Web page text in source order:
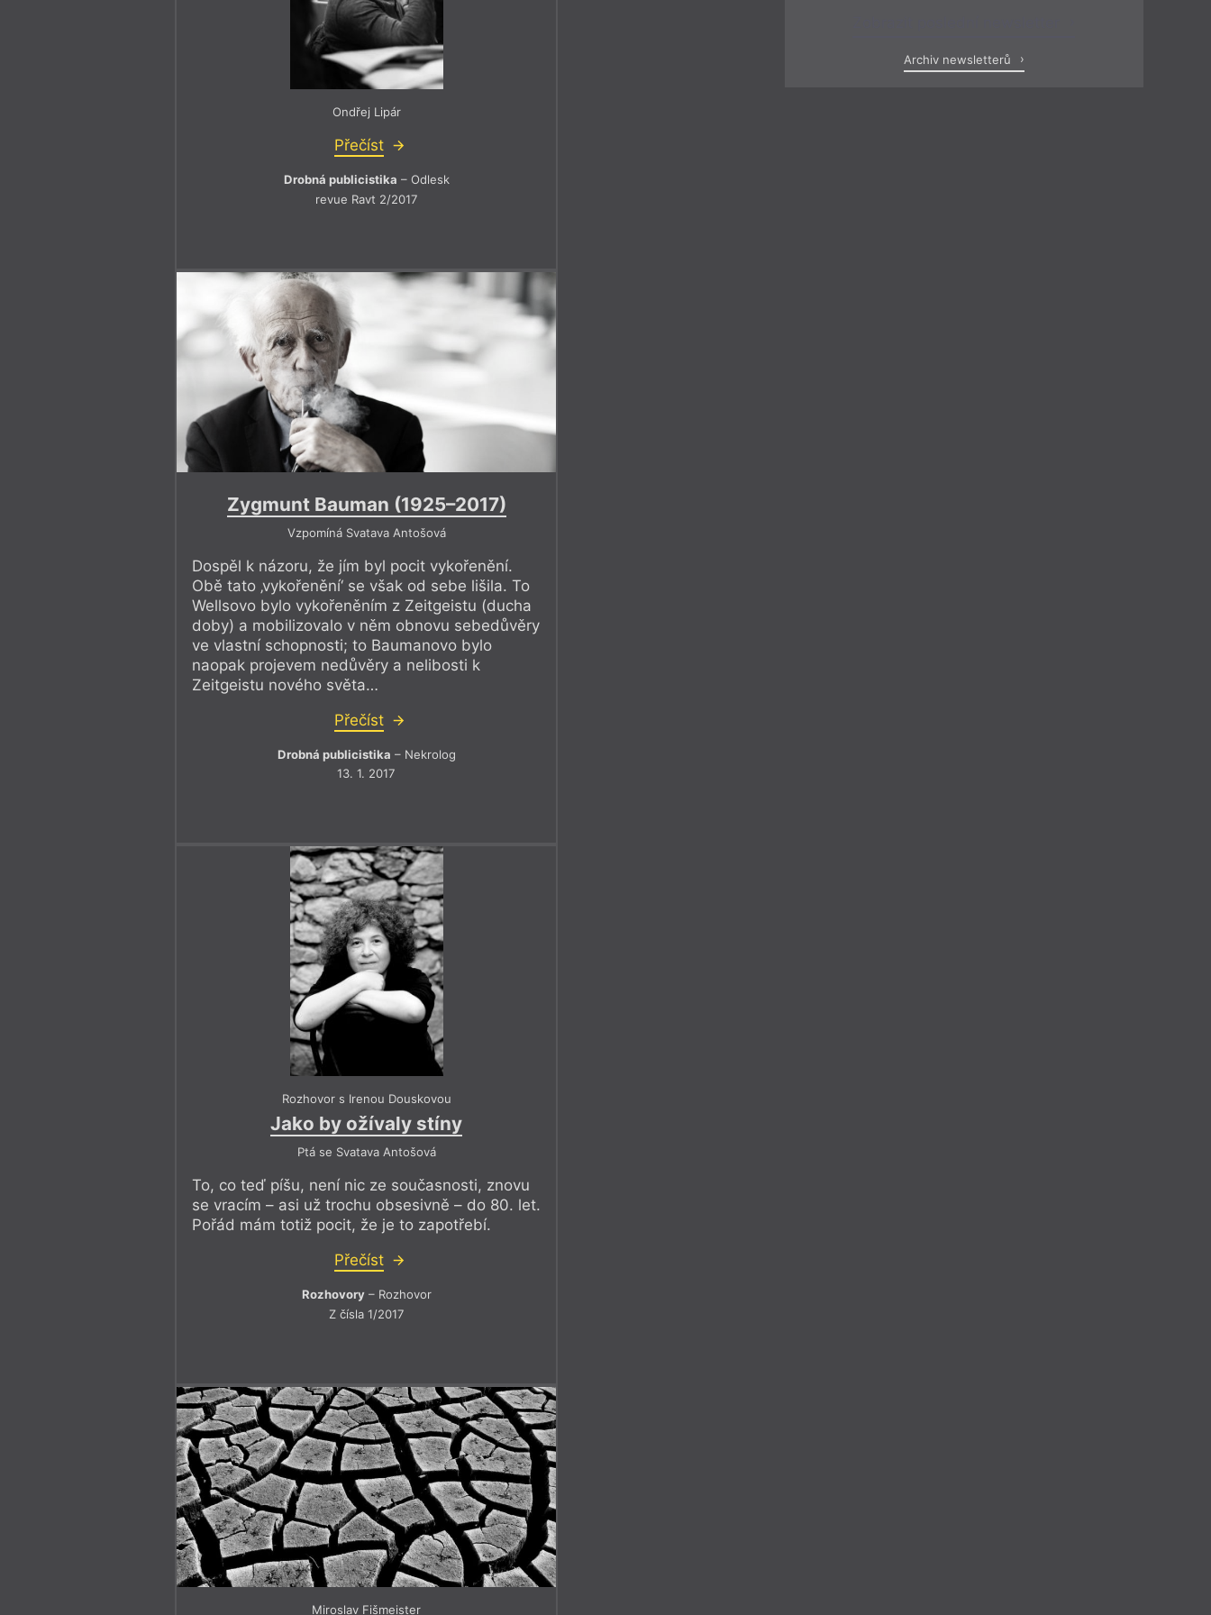
Ondřej Lipár
Přečíst
Drobná publicistika – Odlesk
revue Ravt 2/2017
Zygmunt Bauman (1925–2017)
Vzpomíná Svatava Antošová
Dospěl k názoru, že jím byl pocit vykořenění.
Obě tato ‚vykořenění‘ se však od sebe lišila. To
Wellsovo bylo vykořeněním z Zeitgeistu (ducha
doby) a mobilizovalo v něm obnovu sebedůvěry
ve vlastní schopnosti; to Baumanovo bylo
naopak projevem nedůvěry a nelibosti k
Zeitgeistu nového světa…
Přečíst
Drobná publicistika – Nekrolog
13. 1. 2017
Rozhovor s Irenou Douskovou
Jako by ožívaly stíny
Ptá se Svatava Antošová
To, co teď píšu, není nic ze současnosti, znovu
se vracím – asi už trochu obsesivně – do 80. let.
Pořád mám totiž pocit, že je to zapotřebí.
Přečíst
Rozhovory– Rozhovor
Z čísla 1/2017
Miroslav Fišmeister
Archiv newsletterů